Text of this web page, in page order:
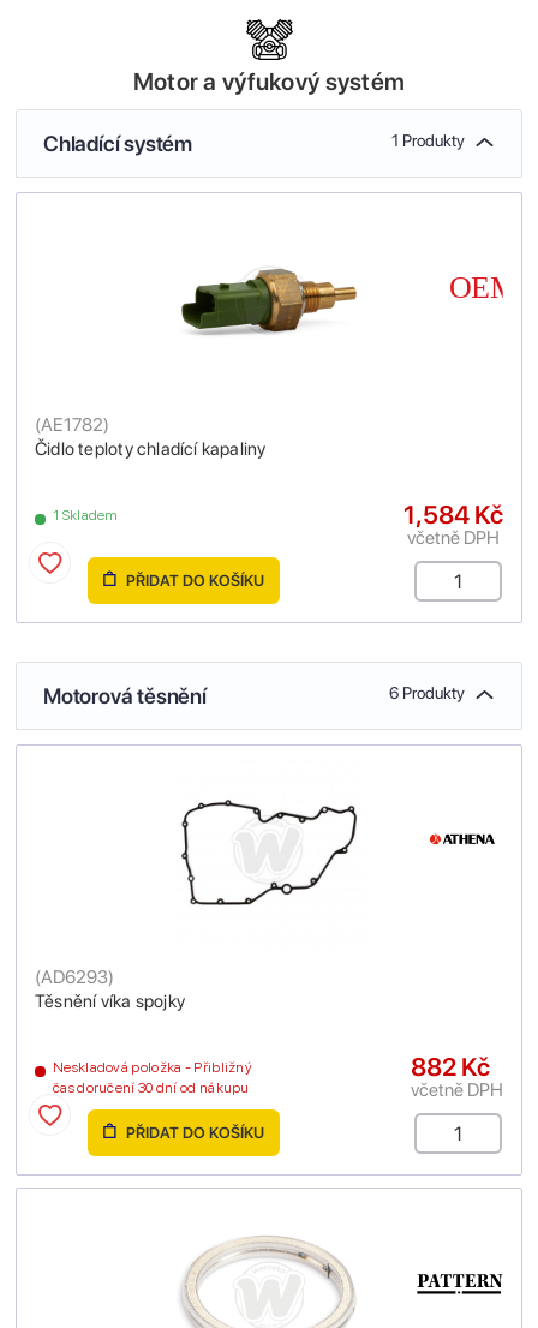
Motor a výfukový systém
Chladící systém 1 Produkty
Čidlo teploty chladící kapaliny
(AE1782)
1 Skladem 1,584 Kč
včetně DPH
PŘIDAT DO KOŠÍKU
Motorová těsnění 6 Produkty
Těsnění víka spojky
(AD6293)
Neskladová položka - Přibližný
čas doručení 30 dní od nákupu
882 Kč
včetně DPH
PŘIDAT DO KOŠÍKU